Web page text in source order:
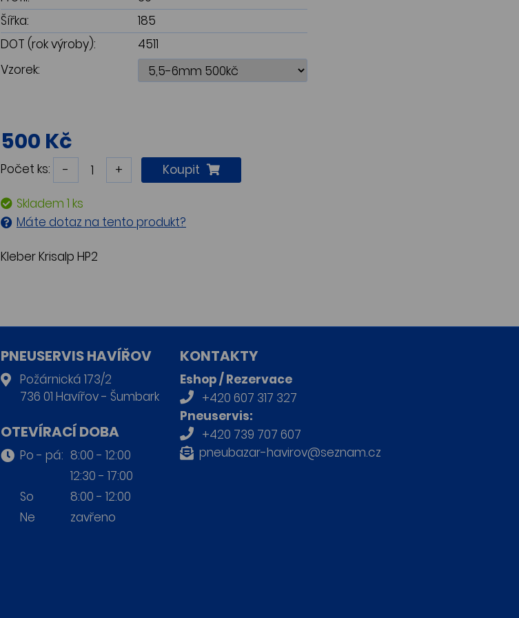
Šířka:
185
DOT (rok výroby):
4511
Vzorek:
500 Kč
Počet ks: - + Koupit
Skladem 1 ks
Máte dotaz na tento produkt?
Kleber Krisalp HP2
PNEUSERVIS HAVÍŘOV
Požárnická 173/2
736 01 Havířov - Šumbark
OTEVÍRACÍ DOBA
Po - pá: 8:00 - 12:00
12:30 - 17:00
So
8:00 - 12:00
Ne
zavřeno
KONTAKTY
Eshop / Rezervace
+420 607 317 327
Pneuservis:
+420 739 707 607
pneubazar-havirov@seznam.cz